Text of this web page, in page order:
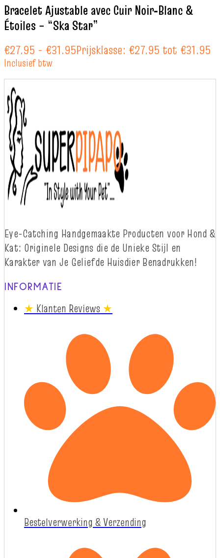
Bracelet Ajustable avec Cuir Noir‑Blanc &
Étoiles – “Ska Star”
€27.95 - €31.95Prijsklasse: €27.95 tot €31.95
Inclusief btw
Eye-Catching Handgemaakte Producten voor Hond &
Kat: Originele Designs die de Unieke Stijl en
Karakter van Je Geliefde Huisdier Benadrukken!
INFORMATIE
★ Klanten Reviews ★
Bestelverwerking & Verzending